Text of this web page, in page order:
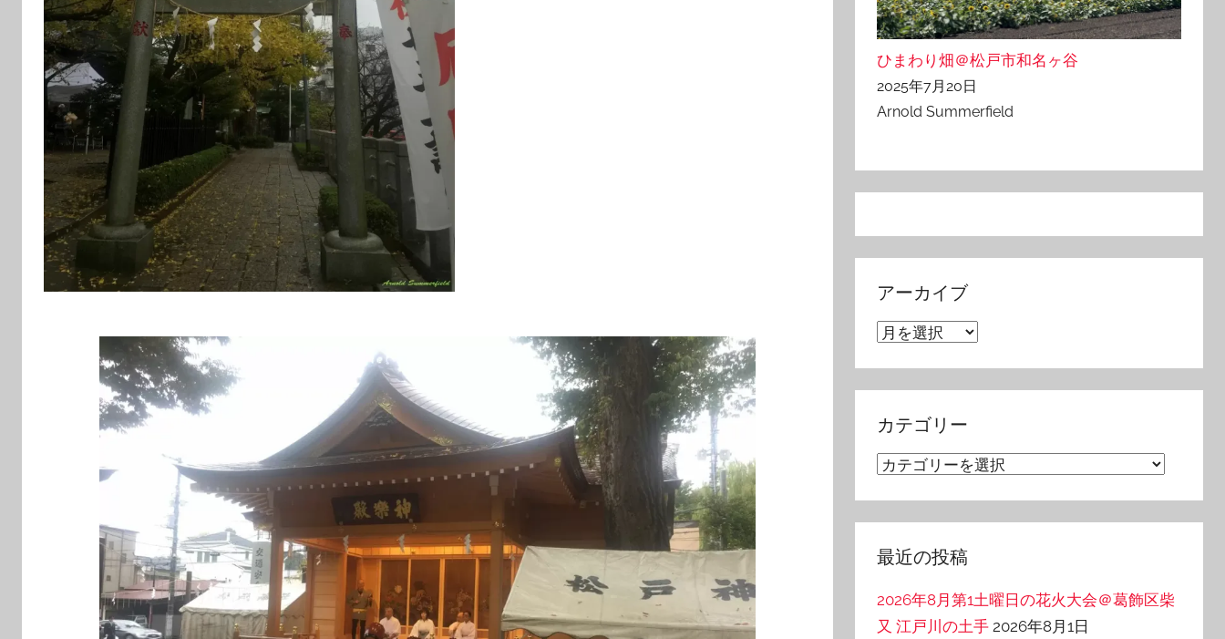
ひまわり畑＠松戸市和名ヶ谷
2025年7月20日
Arnold Summerfield
アーカイブ
ア
ブ
カテゴリー
カ
ー
最近の投稿
2026年8月第1土曜日の花火大会＠葛飾区柴
又 江戸川の土手 2026年8月1日